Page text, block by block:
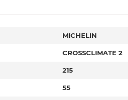
MICHELIN
CROSSCLIMATE 2
215
55